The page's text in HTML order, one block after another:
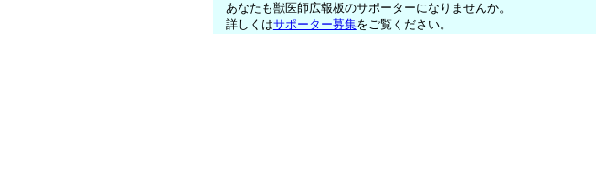
あなたも獣医師広報板のサポーターになりませんか。
詳しくはサポーター募集をご覧ください。